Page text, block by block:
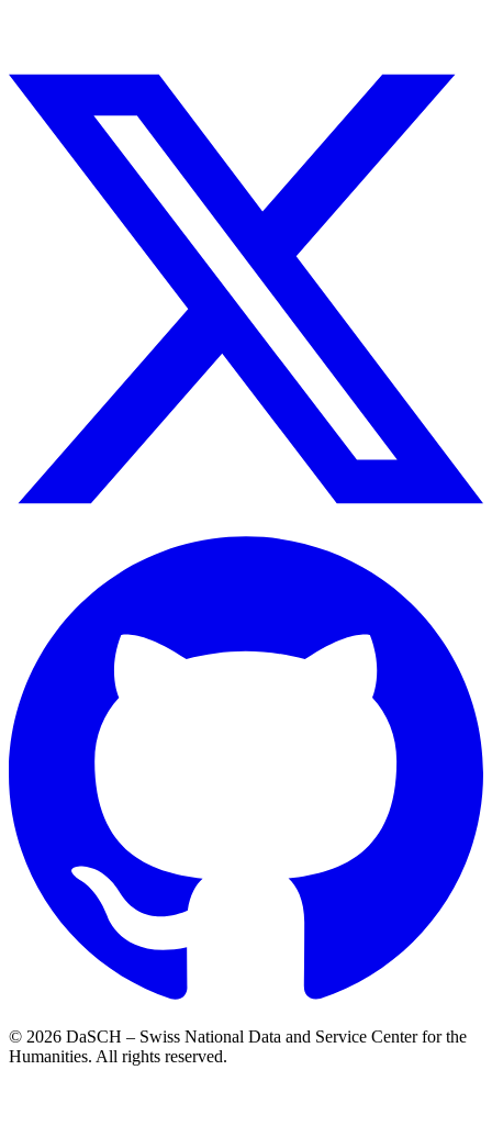
© 2026 DaSCH – Swiss National Data and Service Center for the
Humanities. All rights reserved.